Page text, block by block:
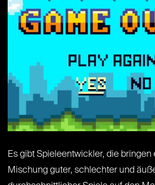
Es gibt Spieleentwickler, die bringen
Mischung guter, schlechter und